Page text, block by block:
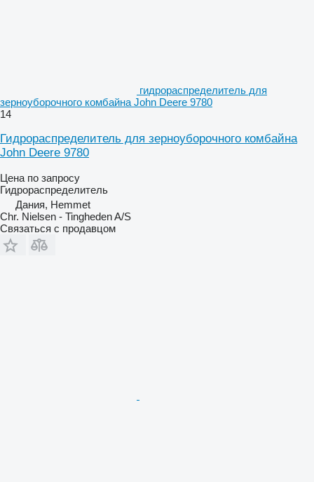
гидрораспределитель для
зерноуборочного комбайна John Deere 9780
14
Гидрораспределитель для зерноуборочного комбайна
John Deere 9780
Цена по запросу
Гидрораспределитель
Дания, Hemmet
Chr. Nielsen - Tingheden A/S
Связаться с продавцом